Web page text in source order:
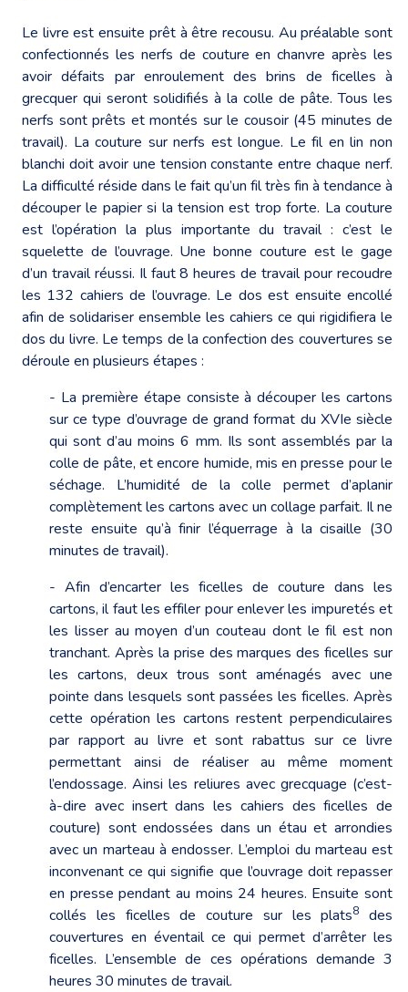
Le livre est ensuite prêt à être recousu. Au préalable sont
confectionnés les nerfs de couture en chanvre après les
avoir défaits par enroulement des brins de ficelles à
grecquer qui seront solidifiés à la colle de pâte. Tous les
nerfs sont prêts et montés sur le cousoir (45 minutes de
travail). La couture sur nerfs est longue. Le fil en lin non
blanchi doit avoir une tension constante entre chaque nerf.
La difficulté réside dans le fait qu’un fil très fin à tendance à
découper le papier si la tension est trop forte. La couture
est l’opération la plus importante du travail : c’est le
squelette de l’ouvrage. Une bonne couture est le gage
d’un travail réussi. Il faut 8 heures de travail pour recoudre
les 132 cahiers de l’ouvrage. Le dos est ensuite encollé
afin de solidariser ensemble les cahiers ce qui rigidifiera le
dos du livre. Le temps de la confection des couvertures se
déroule en plusieurs étapes :
- La première étape consiste à découper les cartons
sur ce type d’ouvrage de grand format du XVIe siècle
qui sont d’au moins 6 mm. Ils sont assemblés par la
colle de pâte, et encore humide, mis en presse pour le
séchage. L’humidité de la colle permet d’aplanir
complètement les cartons avec un collage parfait. Il ne
reste ensuite qu’à finir l’équerrage à la cisaille (30
minutes de travail).
- Afin d’encarter les ficelles de couture dans les
cartons, il faut les effiler pour enlever les impuretés et
les lisser au moyen d’un couteau dont le fil est non
tranchant. Après la prise des marques des ficelles sur
les cartons, deux trous sont aménagés avec une
pointe dans lesquels sont passées les ficelles. Après
cette opération les cartons restent perpendiculaires
par rapport au livre et sont rabattus sur ce livre
permettant ainsi de réaliser au même moment
l’endossage. Ainsi les reliures avec grecquage (c’est-
à-dire avec insert dans les cahiers des ficelles de
couture) sont endossées dans un étau et arrondies
avec un marteau à endosser. L’emploi du marteau est
inconvenant ce qui signifie que l’ouvrage doit repasser
en presse pendant au moins 24 heures. Ensuite sont
collés les ficelles de couture sur les plats8
des
couvertures en éventail ce qui permet d’arrêter les
ficelles. L’ensemble de ces opérations demande 3
heures 30 minutes de travail.